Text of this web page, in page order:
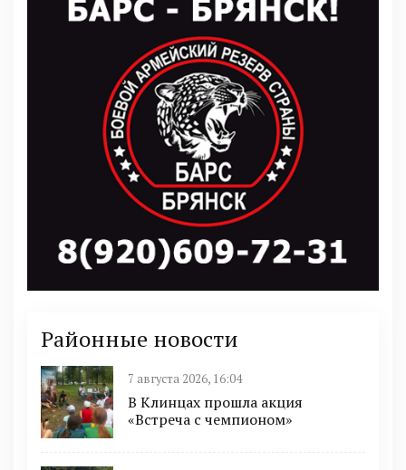
Районные новости
7 августа 2026, 16:04
В Клинцах прошла акция
«Встреча с чемпионом»